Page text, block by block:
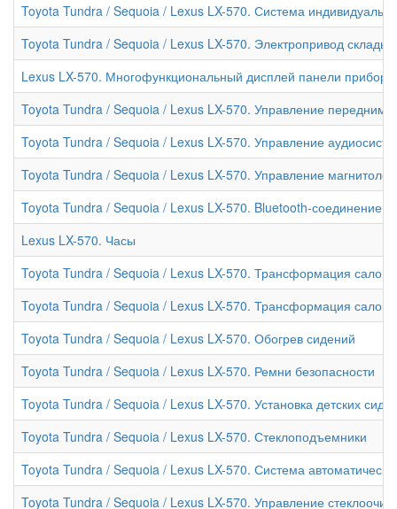
Toyota Tundra / Sequoia / Lexus LX-570. Система
Toyota Tundra / Sequoia / Lexus LX-570. Электропривод
Lexus LX-570. Многофункциональный дисплей панели
Toyota Tundra / Sequoia / Lexus LX-570. Управление передним
Toyota Tundra / Sequoia / Lexus LX-570. Управление
Toyota Tundra / Sequoia / Lexus LX-570. Управление
Toyota Tundra / Sequoia / Lexus LX-570. Bluetooth-соединение
Lexus LX-570. Часы
Toyota Tundra / Sequoia / Lexus LX-570. Трансформация салона
Toyota Tundra / Sequoia / Lexus LX-570. Трансформация салона
Toyota Tundra / Sequoia / Lexus LX-570. Обогрев сидений
Toyota Tundra / Sequoia / Lexus LX-570. Ремни безопасности
Toyota Tundra / Sequoia / Lexus LX-570. Установка детских
Toyota Tundra / Sequoia / Lexus LX-570. Стеклоподъемники
Toyota Tundra / Sequoia / Lexus LX-570. Система
Toyota Tundra / Sequoia / Lexus LX-570. Управление